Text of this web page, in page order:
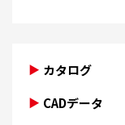
カタログ
CADデータ